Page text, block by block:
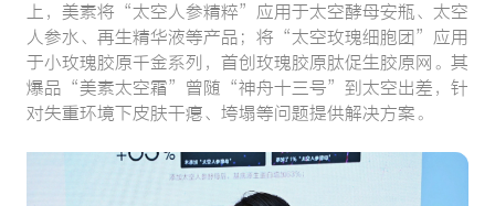
上，美素将“太空人参精粹”应用于太空酵母安瓶、太空
人参水、再生精华液等产品；将“太空玫瑰细胞团”应用
于小玫瑰胶原千金系列，首创玫瑰胶原肽促生胶原网。其
爆品“美素太空霜”曾随“神舟十三号”到太空出差，针
对失重环境下皮肤干瘪、垮塌等问题提供解决方案。